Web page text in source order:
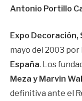
Antonio Portillo
Expo Decoración,
mayo del 2003
España. Los
Meza y Marvin
definitiva ante el